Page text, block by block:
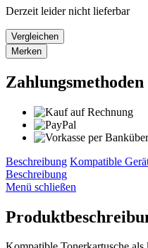
Derzeit leider nicht lieferbar
Vergleichen
Merken
Zahlungsmethoden
Beschreibung Kompatible
Beschreibung
Menü schließen